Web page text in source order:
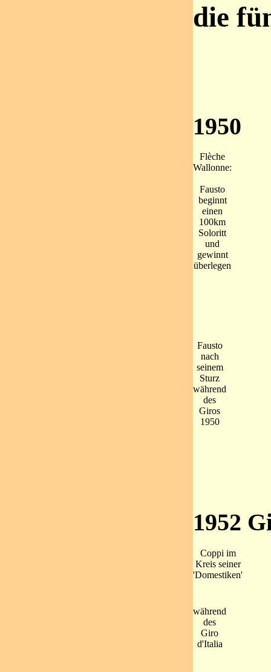
die
1950
Flèche
Wallonne:
Fausto
beginnt
einen
100km
Soloritt
und
gewinnt
überlegen
Fausto
nach
seinem
Sturz
während
des
Giros
1950
1952
Coppi im
Kreis seiner
'Domestiken'
während
des
Giro
d'Italia